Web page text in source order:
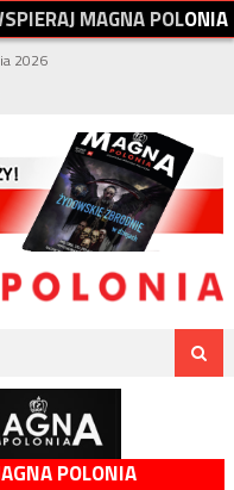
SPIERAJMAGNAPOLONIA
2026
POLONIA